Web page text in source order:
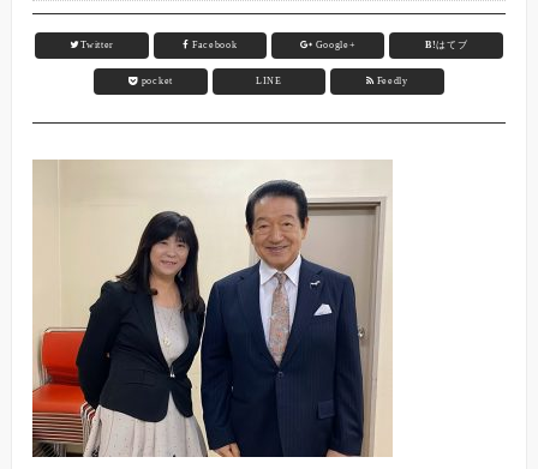
Twitter Facebook Google+ B!はてブ
pocket LINE Feedly